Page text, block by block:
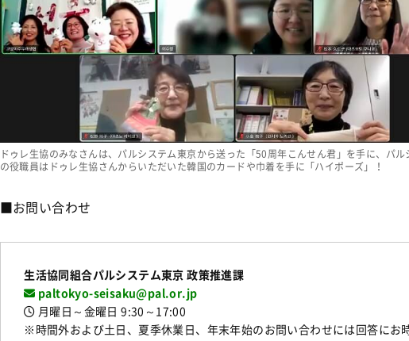
ドゥレ生協のみなさんは、パルシステム東京から送った「50周年こんせん君」を手に、パ
の役職員はドゥレ生協さんからいただいた韓国のカードや巾着を手に「ハイポーズ」！
■お問い合わせ
生活協同組合パルシステム東京 政策推進課
paltokyo-seisaku@pal.or.jp
月曜日～金曜日 9:30～17:00
※時間外および土日、夏季休業日、年末年始のお問い合わせには回答にお